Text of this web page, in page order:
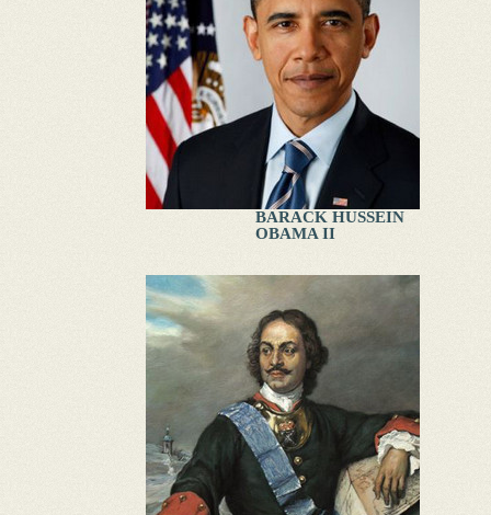
BARACK HUSSEIN
OBAMA II